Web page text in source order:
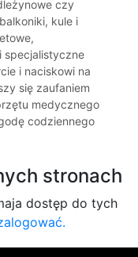
czy
kule i
specjalistyczne
i naciskowi na
się zaufaniem
medycznego
codziennego
stronach
dostęp do tych